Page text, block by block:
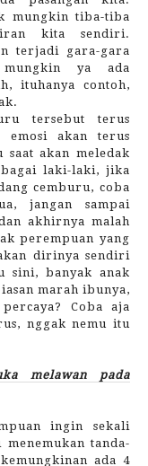
mungkin tiba-tiba
kita sendiri.
terjadi gara-gara
ya ada
ituhanya contoh,
tersebut terus
emosi akan terus
akan meledak
laki-laki, jika
cemburu, coba
jangan sampai
akhirnya malah
perempuan yang
dirinya sendiri
sini, banyak anak
marah ibunya,
Coba aja
nggak nemu itu
melawan pada
ingin sekali
tanda-
ada 4